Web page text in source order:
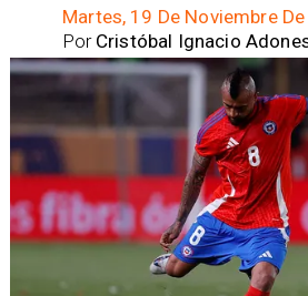
Martes, 19 De Noviembre
Cristóbal Ignacio
Por